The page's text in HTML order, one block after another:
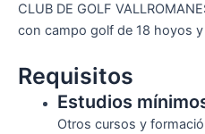
CLUB DE GOLF
con campo golf de 18 hoyos y
Requisitos
Estudios
Otros cursos y